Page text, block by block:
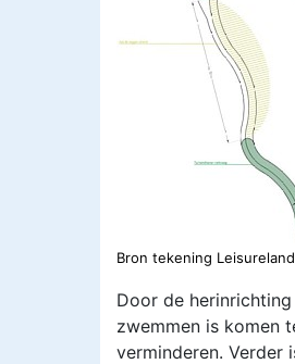
Bron tekening
Door de
zwemmen is komen
verminderen. Verder